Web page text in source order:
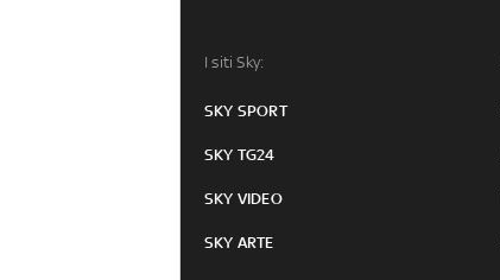
I siti Sky:
SKY SPORT
SKY TG24
SKY VIDEO
SKY ARTE